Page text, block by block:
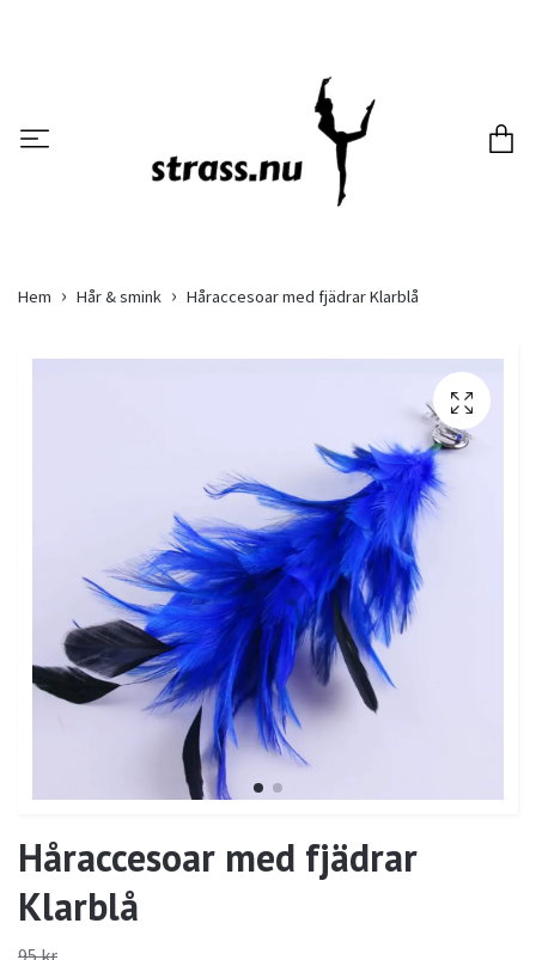
Hem Hår & smink Håraccesoar med fjädrar Klarblå
Håraccesoar med fjädrar
Klarblå